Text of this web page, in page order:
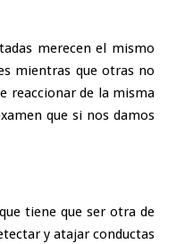
merecen el mismo
mientras que otras no
reaccionar de la misma
que si nos damos
tiene que ser otra de
y atajar conductas